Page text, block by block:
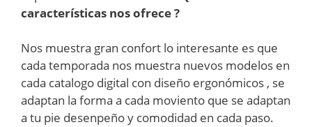
características nos ofrece ?
Nos muestra gran confort lo interesante es que
cada temporada nos muestra nuevos modelos en
cada catalogo digital con diseño ergonómicos , se
adaptan la forma a cada moviento que se adaptan
a tu pie desenpeño y comodidad en cada paso.